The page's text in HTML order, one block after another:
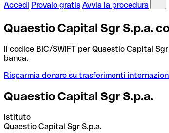
Accedi Provalo gratis Avvia la procedura
Quaestio Capital Sgr S.p.a.
Il codice BIC/SWIFT per Quaestio Capital Sgr
banca.
Risparmia denaro su trasferimenti
Quaestio Capital Sgr S.p.a.
Istituto
Quaestio Capital Sgr S.p.a.